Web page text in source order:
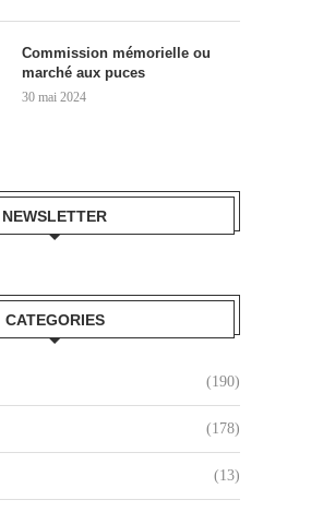
Commission mémorielle ou
marché aux puces
30 mai 2024
NEWSLETTER
CATEGORIES
(190)
(178)
(13)